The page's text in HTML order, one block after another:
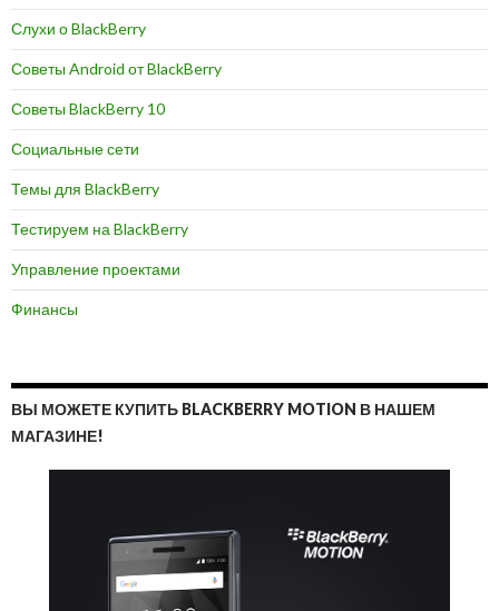
Слухи о BlackBerry
Советы Android от BlackBerry
Советы BlackBerry 10
Социальные сети
Темы для BlackBerry
Тестируем на BlackBerry
Управление проектами
Финансы
ВЫ МОЖЕТЕ КУПИТЬ BLACKBERRY MOTION В НАШЕМ
МАГАЗИНЕ!